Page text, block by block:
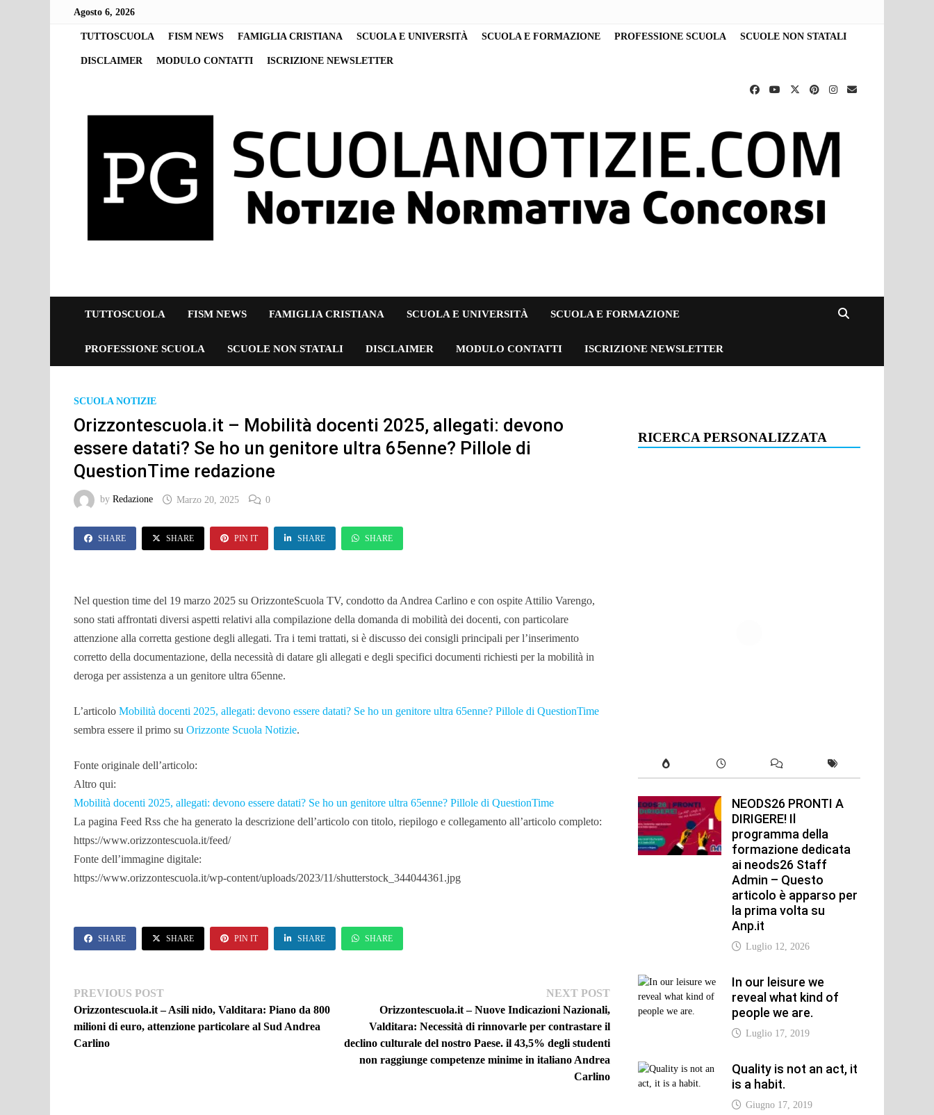
Agosto 6, 2026
TUTTOSCUOLA FISM NEWS FAMIGLIA CRISTIANA SCUOLA E UNIVERSITÀ SCUOLA E FORMAZIONE PROFESSIONE SCUOLA SCUOLE NON STATALI
DISCLAIMER MODULO CONTATTI ISCRIZIONE NEWSLETTER
TUTTOSCUOLA FISM NEWS FAMIGLIA CRISTIANA SCUOLA E UNIVERSITÀ SCUOLA E FORMAZIONE
PROFESSIONE SCUOLA SCUOLE NON STATALI DISCLAIMER MODULO CONTATTI ISCRIZIONE NEWSLETTER
SCUOLA NOTIZIE
Orizzontescuola.it – Mobilità docenti 2025, allegati: devono
essere datati? Se ho un genitore ultra 65enne? Pillole di
QuestionTime redazione
byRedazione Marzo 20, 2025 0
SHARE SHARE PIN IT SHARE SHARE
Nel question time del 19 marzo 2025 su OrizzonteScuola TV, condotto da Andrea Carlino e con ospite Attilio Varengo,
sono stati affrontati diversi aspetti relativi alla compilazione della domanda di mobilità dei docenti, con particolare
attenzione alla corretta gestione degli allegati. Tra i temi trattati, si è discusso dei consigli principali per l’inserimento
corretto della documentazione, della necessità di datare gli allegati e degli specifici documenti richiesti per la mobilità in
deroga per assistenza a un genitore ultra 65enne.
L’articoloMobilità docenti 2025, allegati: devono essere datati? Se ho un genitore ultra 65enne? Pillole di QuestionTime
sembra essere il primo suOrizzonte Scuola Notizie.
Fonte originale dell’articolo:
Altro qui:
Mobilità docenti 2025, allegati: devono essere datati? Se ho un genitore ultra 65enne? Pillole di QuestionTime
La pagina Feed Rss che ha generato la descrizione dell’articolo con titolo, riepilogo e collegamento all’articolo completo:
https://www.orizzontescuola.it/feed/
Fonte dell’immagine digitale:
https://www.orizzontescuola.it/wp-content/uploads/2023/11/shutterstock_344044361.jpg
SHARE SHARE PIN IT SHARE SHARE
Navigazione
articoli
PREVIOUS POSTPrevious
post:
Orizzontescuola.it – Asili nido, Valditara: Piano da 800
milioni di euro, attenzione particolare al Sud Andrea
Carlino
NEXT POSTNext
Orizzontescuola.it – Nuove Indicazioni Nazionali,
Valditara: Necessità di rinnovarle per contrastare il
declino culturale del nostro Paese. il 43,5% degli studenti
non raggiunge competenze minime in italiano Andrea
Carlino
RICERCA PERSONALIZZATA
NEODS26 PRONTI A
DIRIGERE! Il
programma della
formazione dedicata
ai neods26 Staff
Admin – Questo
articolo è apparso per
la prima volta su
Anp.it
Luglio 12, 2026
In our leisure we
reveal what kind of
people we are.
Luglio 17, 2019
Quality is not an act, it
is a habit.
Giugno 17, 2019